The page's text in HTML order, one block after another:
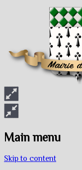
Main menu
Skip to content